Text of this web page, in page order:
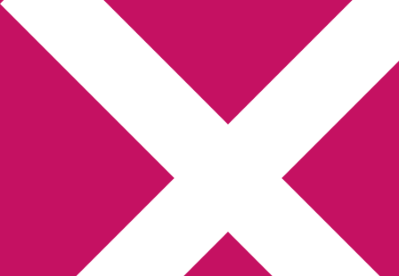
och kulturblogg
Deckare, kriminalromaner, thrillers
Hem Författarfemman
Webbshop Amazon
Bokbloggsjerka Bloggmaraton
Kriminalroman Min tv-blogg
You are here: Ann Cleeves
Filmatisering av Ann Cleeves